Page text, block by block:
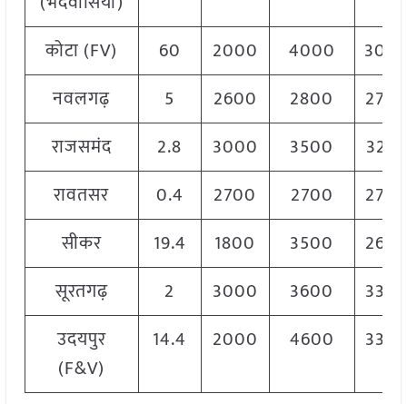
कोटा (FV)
60 2000 4000
नवलगढ़
5 2600 2800
राजसमंद
2.8 3000 3500
3250
रावतसर
0.4 2700 2700
सीकर
19.4 1800 3500
सूरतगढ़
2 3000 3600
उदयपुर
(F&V)
14.4 2000 4600